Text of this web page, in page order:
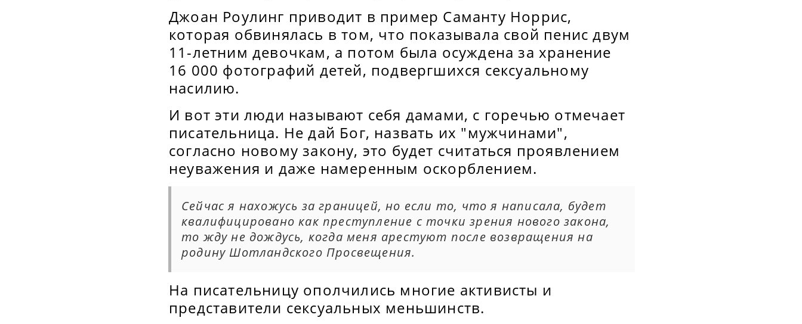
Джоан Роулинг приводит в пример Саманту Норрис,
которая обвинялась в том, что показывала свой пенис двум
11-летним девочкам, а потом была осуждена за хранение
16 000 фотографий детей, подвергшихся сексуальному
насилию.
И вот эти люди называют себя дамами, с горечью отмечает
писательница. Не дай Бог, назвать их "мужчинами",
согласно новому закону, это будет считаться проявлением
неуважения и даже намеренным оскорблением.
Сейчас я нахожусь за границей, но если то, что я написала, будет
квалифицировано как преступление с точки зрения нового закона,
то жду не дождусь, когда меня арестуют после возвращения на
родину Шотландского Просвещения.
На писательницу ополчились многие активисты и
представители сексуальных меньшинств.